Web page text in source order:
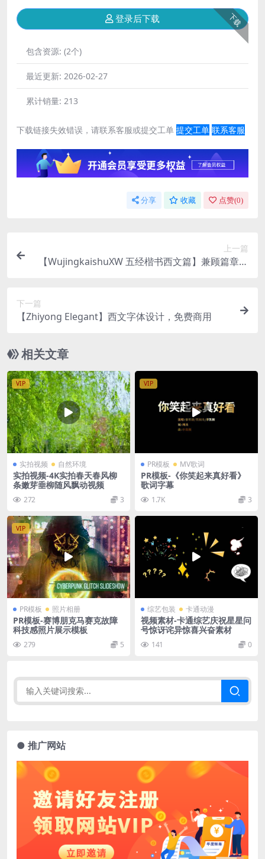
下载
登录后下载
包含资源: (2个)
最近更新: 2026-02-27
累计销量: 213
下载链接失效错误，请联系客服或提交工单 提交工单 联系客服
分享 收藏 点赞(0)
上一篇
【WujingkaishuXW 五经楷书西文篇】兼顾篇章布
下一篇
【Zhiyong Elegant】西文字体设计，免费商用
相关文章
VIP
实拍视频 自然环境
实拍视频-4K实拍春天春风柳
条嫩芽垂柳随风飘动视频
272 3
VIP
PR模板 MV歌词
PR模板-《你笑起来真好看》
歌词字幕
1.7K 3
VIP
PR模板 照片相册
PR模板-赛博朋克马赛克故障
科技感照片展示模板
279 5
综艺包装 卡通动漫
视频素材-卡通综艺庆祝星星问
号惊讶诧异惊喜兴奋素材
141 0
● 推广网站